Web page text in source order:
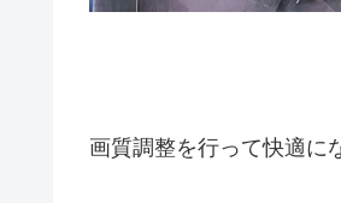
画質調整を行って快適に